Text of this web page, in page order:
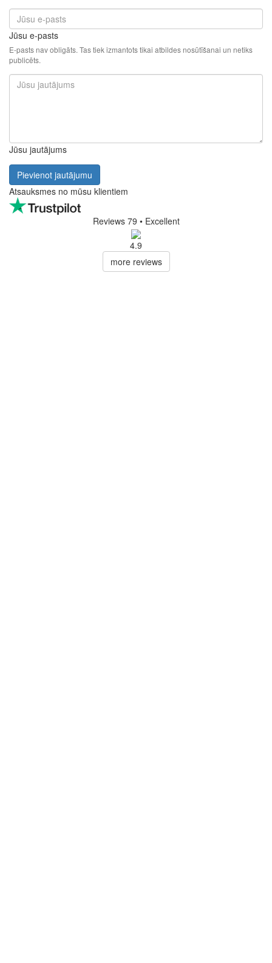
Jūsu e-pasts
E-pasts nav obligāts. Tas tiek izmantots tikai atbildes nosūtīšanai un netiks
publicēts.
Jūsu jautājums
Pievienot jautājumu
Atsauksmes no mūsu klientiem
Reviews 79 • Excellent
4.9
more reviews